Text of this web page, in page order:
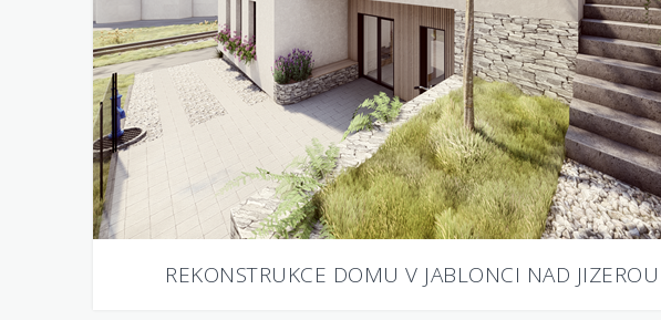
REKONSTRUKCE DOMU V JABLONCI NAD JIZEROU